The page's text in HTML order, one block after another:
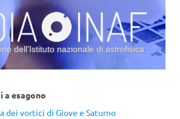
dell’Istituto nazionale di astrofisica
a esagono
dei vortici di Giove e Saturno